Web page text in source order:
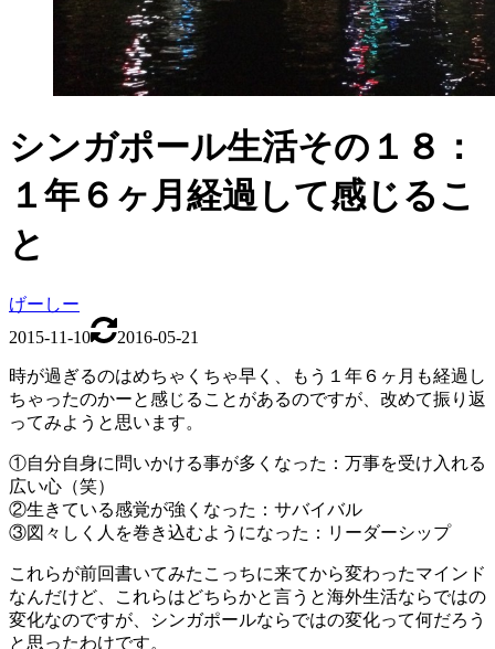
シンガポール生活その１８：
１年６ヶ月経過して感じるこ
と
げーしー
2015-11-10
2016-05-21
時が過ぎるのはめちゃくちゃ早く、もう１年６ヶ月も経過し
ちゃったのかーと感じることがあるのですが、改めて振り返
ってみようと思います。
①自分自身に問いかける事が多くなった：万事を受け入れる
広い心（笑）
②生きている感覚が強くなった：サバイバル
③図々しく人を巻き込むようになった：リーダーシップ
これらが前回書いてみたこっちに来てから変わったマインド
なんだけど、これらはどちらかと言うと海外生活ならではの
変化なのですが、シンガポールならではの変化って何だろう
と思ったわけです。